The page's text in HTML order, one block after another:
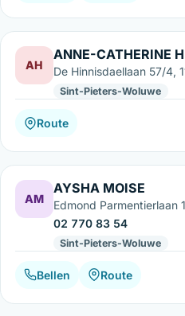
AH
ANNE-CATHERINE
De Hinnisdaellaan 57/4,
Sint-Pieters-Woluwe
Route
AM
AYSHA MOISE
Edmond Parmentierlaan
02 770 83 54
Sint-Pieters-Woluwe
Bellen Route